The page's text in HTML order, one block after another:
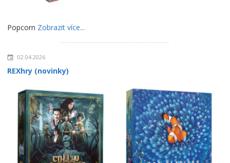
Popcorn Zobrazit více...
02.04.2026
REXhry (novinky)